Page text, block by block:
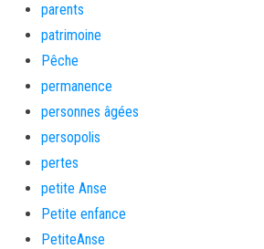
parents
patrimoine
Pêche
permanence
personnes âgées
persopolis
pertes
petite Anse
Petite enfance
PetiteAnse